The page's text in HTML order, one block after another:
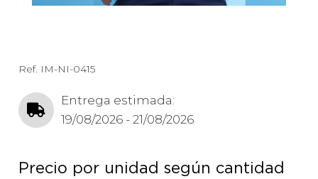
Ref. IM-NI-0415
Entrega estimada:
19/08/2026 - 21/08/2026
Precio por unidad según cantidad